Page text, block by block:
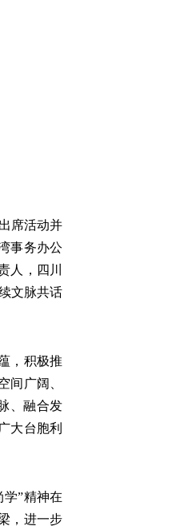
席活动并
事务办公
人，四川
文脉共话
，积极推
间广阔、
、融合发
大台胞利
”精神在
，进一步